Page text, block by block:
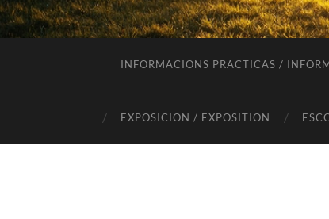
INFORMACIONS PRACTICAS /
EXPOSICION / EXPOSITION